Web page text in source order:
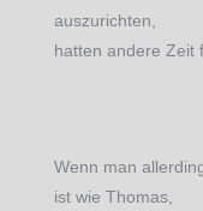
auszurichten,
hatten andere Zeit
Wenn man
ist wie Thomas,